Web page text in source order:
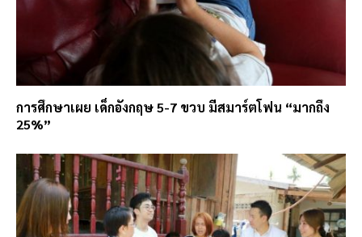
การศึกษาเผย เด็กอังกฤษ 5-7 ขวบ มีสมาร์ตโฟน “มากถึง
25%”